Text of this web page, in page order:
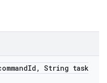
Id , String task